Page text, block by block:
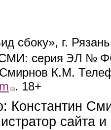
сбоку», г.
серия ЭЛ №
К.М.
(link sends e-mail)
. 18+
Константин
сайта